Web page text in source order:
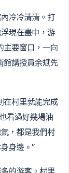
冷冷清清。打
現在畫中，游
主要窗口，一向
館講授員余斌先
在村里就能完成
看過好幾場油
，都是我們村
身邊。”